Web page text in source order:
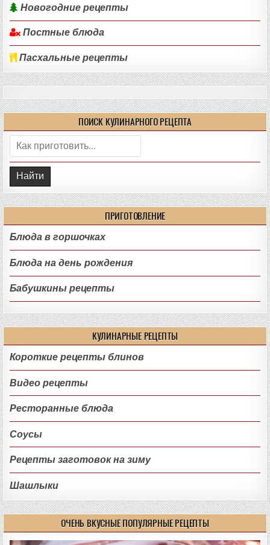
Новогодние рецепты
Постные блюда
Пасхальные рецепты
ПОИСК КУЛИНАРНОГО РЕЦЕПТА
Поиск:
ПРИГОТОВЛЕНИЕ
Блюда в горшочках
Блюда на день рождения
Бабушкины рецепты
КУЛИНАРНЫЕ РЕЦЕПТЫ
Короткие рецепты блинов
Видео рецепты
Ресторанные блюда
Соусы
Рецепты заготовок на зиму
Шашлыки
ОЧЕНЬ ВКУСНЫЕ ПОПУЛЯРНЫЕ РЕЦЕПТЫ